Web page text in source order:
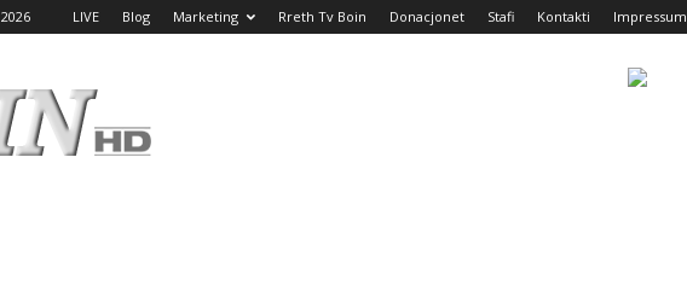
LIVE Blog Marketing Rreth Tv Boin Donacjonet Stafi Kontakti Impressum